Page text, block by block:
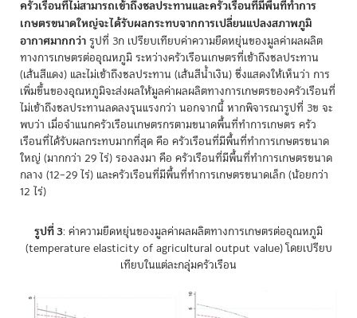
ครัวเรือนที่ไม่สามารถเข้าถึงชลประทานและครัวเรือนที่มีพื้นที่ทำการ
เกษตรขนาดใหญ่จะได้รับผลกระทบจากการเปลี่ยนแปลงสภาพภูมิ
อากาศมากกว่ารูปที่ 3ก เปรียบเทียบค่าความยืดหยุ่นของมูลค่าผลผลิต
ทางการเกษตรต่ออุณหภูมิ ระหว่างครัวเรือนเกษตรที่เข้าถึงชลประทาน
(เส้นสีแดง) และไม่เข้าถึงชลประทาน (เส้นสีน้ำเงิน) ซึ่งแสดงให้เห็นว่า การ
เพิ่มขึ้นของอุณหภูมิจะส่งผลให้มูลค่าผลผลิตทางการเกษตรของครัวเรือนที่
ไม่เข้าถึงชลประทานลดลงรุนแรงกว่า นอกจากนี้ หากพิจารณารูปที่ 3ข จะ
พบว่า เมื่อจำแนกครัวเรือนเกษตรกรตามขนาดพื้นที่ทำการเกษตร ครัว
เรือนที่ได้รับผลกระทบมากที่สุด คือ ครัวเรือนที่มีพื้นที่ทำการเกษตรขนาด
ใหญ่ (มากกว่า 29 ไร่) รองลงมา คือ ครัวเรือนที่มีพื้นที่ทำการเกษตรขนาด
กลาง (12–29 ไร่) และครัวเรือนที่มีพื้นที่ทำการเกษตรขนาดเล็ก (น้อยกว่า
12 ไร่)
รูปที่ 3: ค่าความยืดหยุ่นของมูลค่าผลผลิตทางการเกษตรต่ออุณหภูมิ
(temperature elasticity of agricultural output value) โดยเปรียบ
เทียบในแต่ละกลุ่มครัวเรือน